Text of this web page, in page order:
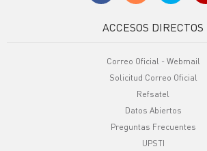
ACCESOS DIRECTOS
Correo Oficial - Webmail
Solicitud Correo Oficial
Refsatel
Datos Abiertos
Preguntas Frecuentes
UPSTI